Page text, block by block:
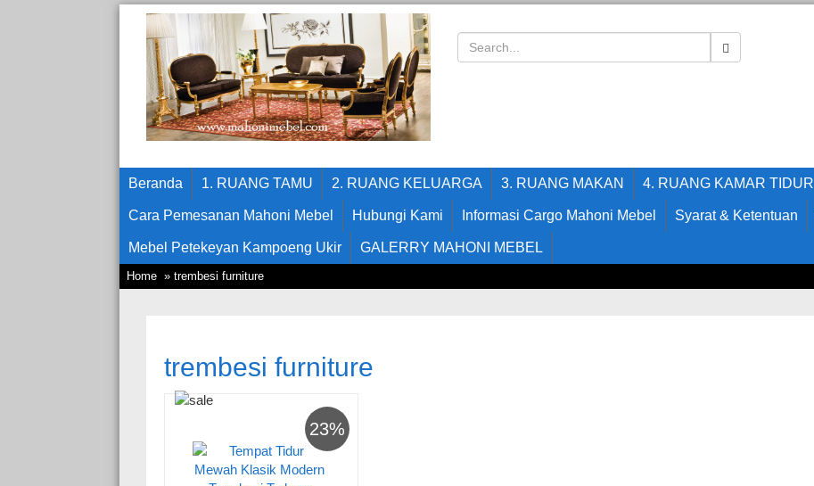
Beranda 1. RUANG TAMU 2. RUANG KELUARGA 3. RUANG MAKAN 4. RUANG KAMAR TIDUR
Cara Pemesanan Mahoni Mebel Hubungi Kami Informasi Cargo Mahoni Mebel Syarat & Ketentuan
Mebel Petekeyan Kampoeng Ukir GALERRY MAHONI MEBEL
Home » trembesi furniture
trembesi furniture
23%